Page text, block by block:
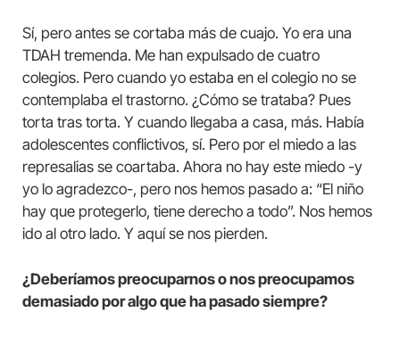
Sí, pero antes se cortaba más de cuajo. Yo era una
TDAH tremenda. Me han expulsado de cuatro
colegios. Pero cuando yo estaba en el colegio no se
contemplaba el trastorno. ¿Cómo se trataba? Pues
torta tras torta. Y cuando llegaba a casa, más. Había
adolescentes conflictivos, sí. Pero por el miedo a las
represalias se coartaba. Ahora no hay este miedo -y
yo lo agradezco-, pero nos hemos pasado a: “El niño
hay que protegerlo, tiene derecho a todo”. Nos hemos
ido al otro lado. Y aquí se nos pierden.
¿Deberíamos preocuparnos o nos preocupamos
demasiado por algo que ha pasado siempre?